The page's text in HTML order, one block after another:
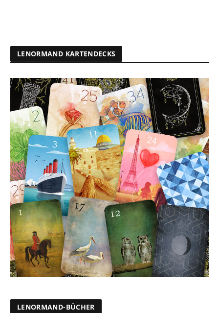
LENORMAND KARTENDECKS
LENORMAND-BÜCHER